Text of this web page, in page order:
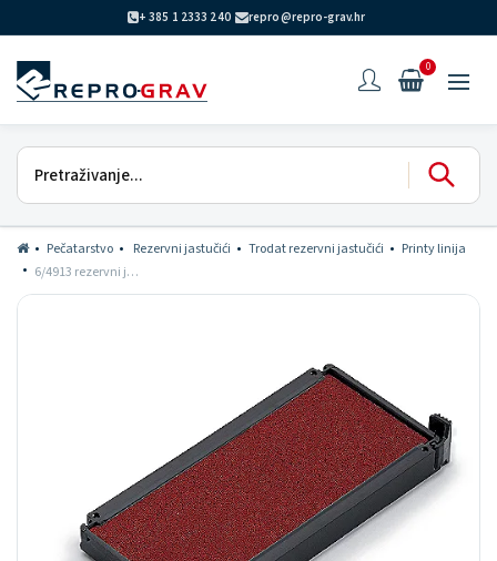
+ 385 1 2333 240 repro@repro-grav.hr
0
Pečatarstvo Rezervni jastučići Trodat rezervni jastučići
Printy linija
6/4913 rezervni jastučić